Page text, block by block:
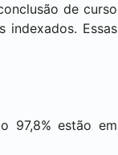
de curso
indexados. Essas
97,8% estão em